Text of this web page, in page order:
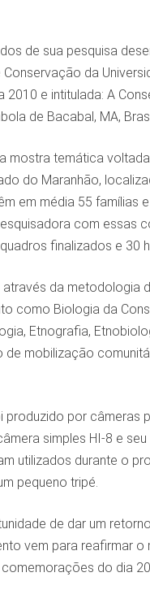
de sua pesquisa
da
2010 e intitulada: A
de Bacabal, MA,
mostra temática
do Maranhão,
em média 55 famílias
com essas
finalizados e 30
da metodologia
como Biologia da
Etnografia,
de mobilização
por câmeras
simples HI-8 e
utilizados durante o
pequeno tripé.
de dar um
vem para reafirmar
do dia